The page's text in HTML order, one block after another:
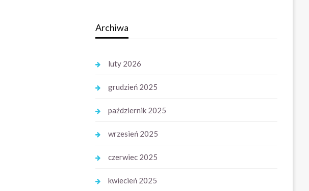
Archiwa
luty 2026
grudzień 2025
październik 2025
wrzesień 2025
czerwiec 2025
kwiecień 2025